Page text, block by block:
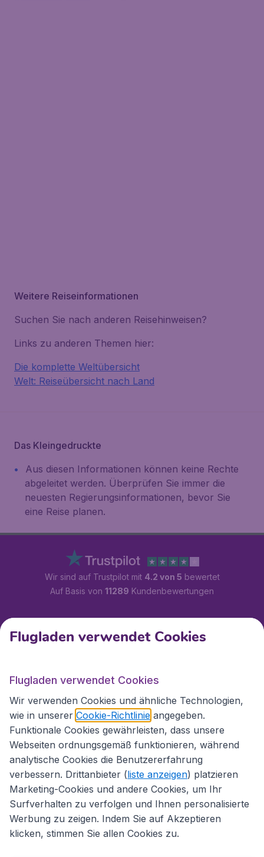
Weitere Reiseinformationen
Suchen Sie nach anderen Reisehinweisen?
Links zu anderen Themen hier:
Die komplette Weltübersicht
Welt: Reiseübersicht nach Land
Das Kleingedruckte
Aus diesen Informationen können keine Rechte
abgeleitet werden. Überprüfen Sie immer die
neuesten Regierungsinformationen, bevor Sie
eine Reise planen.
Wir sind auf Trustpilot mit 4.2 von 5 bewertet
Auf Basis von 11289 Kundenbewertungen
Kundenservice
Flugladen.at
Internationale Webseiten
Flugladen verwendet Cookies
Flugladen verwendet Cookies
Wir verwenden Cookies und ähnliche Technologien,
wie in unserer Cookie-Richtlinie angegeben.
Funktionale Cookies gewährleisten, dass unsere
Webseiten ordnungsgemäß funktionieren, während
analytische Cookies die Benutzererfahrung
verbessern. Drittanbieter (liste anzeigen) platzieren
Marketing-Cookies und andere Cookies, um Ihr
Surfverhalten zu verfolgen und Ihnen personalisierte
Werbung zu zeigen. Indem Sie auf Akzeptieren
klicken, stimmen Sie allen Cookies zu.